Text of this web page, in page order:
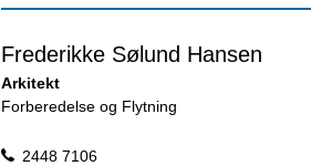
Frederikke Sølund Hansen
Arkitekt
Forberedelse og Flytning
2448 7106